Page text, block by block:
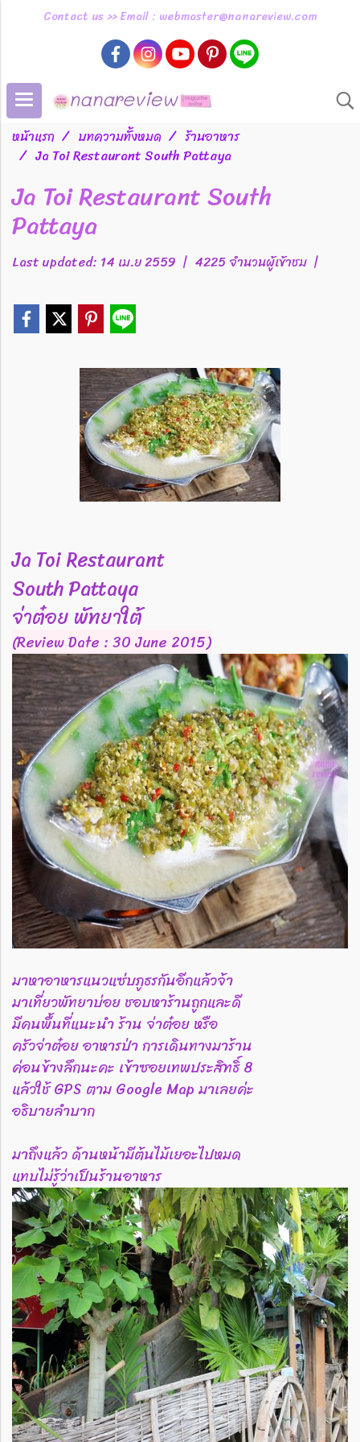
Contact us >> Email : webmaster@nanareview.com
หน้าแรก บทความทั้งหมด
ร้านอาหาร
Ja Toi Restaurant South Pattaya
Ja Toi Restaurant South
Pattaya
Last updated: 14 เม.ย 2559 | 4225 จำนวนผู้เข้าชม |
Ja Toi Restaurant
South Pattaya
จ่าต๋อย พัทยาใต้
(Review Date : 30 June 2015)
มาหาอาหารแนวแซ่บภูธรกันอีกแล้วจ้า
มาเที่ยวพัทยาบ่อย ชอบหาร้านถูกและดี
มีคนพื้นที่แนะนำ ร้าน จ่าต๋อย หรือ
ครัวจ่าต๋อย อาหารป่า การเดินทางมาร้าน
ค่อนข้างลึกนะคะ เข้าซอยเทพประสิทธิ์ 8
แล้วใช้ GPS ตาม Google Map มาเลยค่ะ
อธิบายลำบาก
มาถึงแล้ว ด้านหน้ามีต้นไม้เยอะไปหมด
แทบไม่รู้ว่าเป็นร้านอาหาร